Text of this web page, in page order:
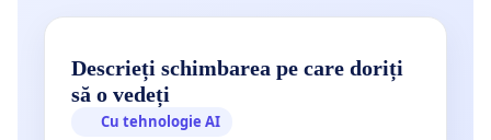
Descrieți schimbarea pe care doriți
să o vedeți
Cu tehnologie AI